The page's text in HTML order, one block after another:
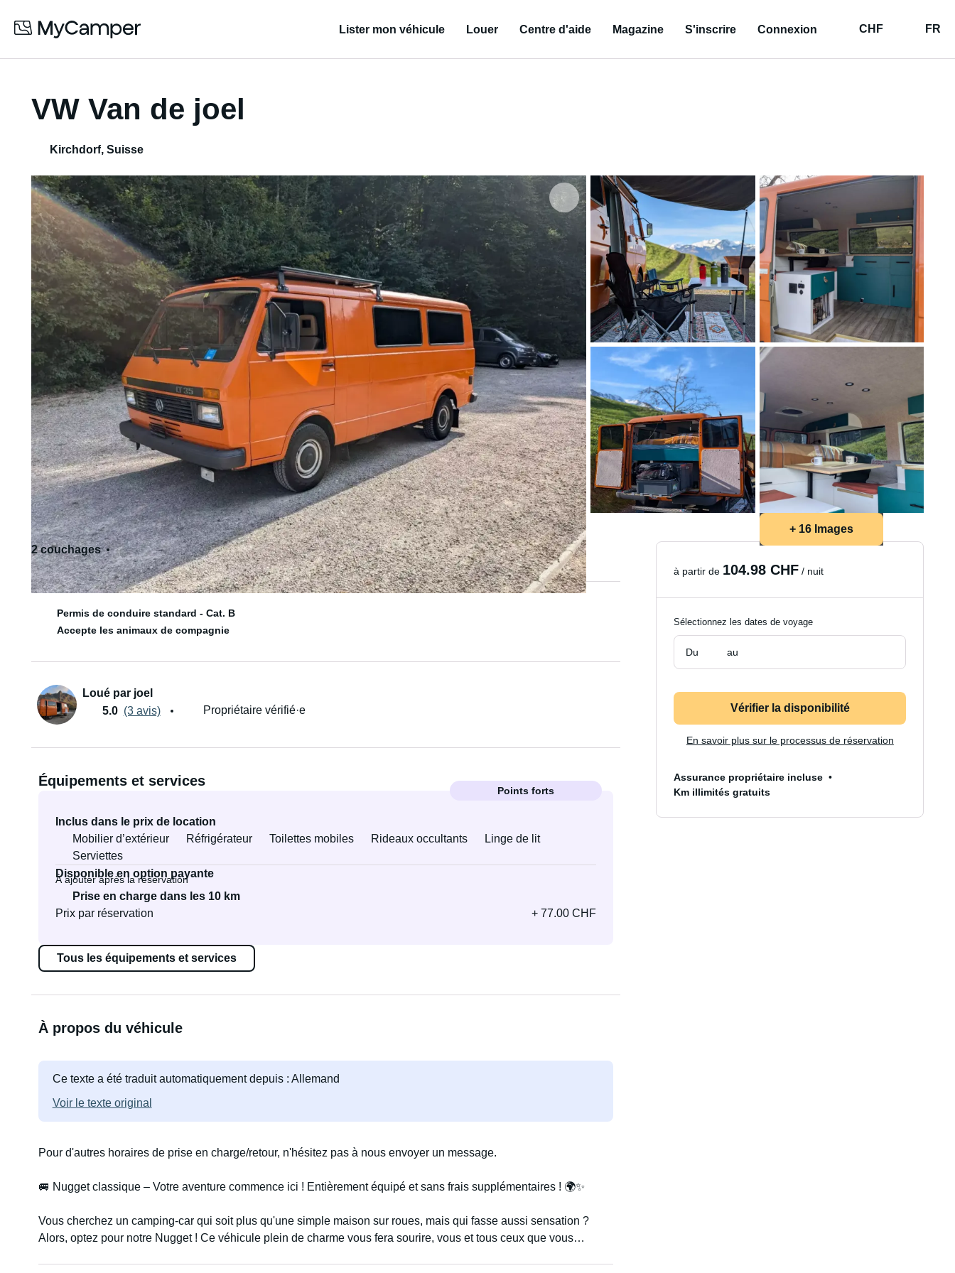
Lister mon véhicule Louer Centre d'aide Magazine S'inscrire Connexion CHF FR
VW Van de joel
Kirchdorf, Suisse
+ 16 Images
2 couchages
2 siège(s)
Permis de conduire standard - Cat. B
Accepte les animaux de compagnie
Loué par joel
5.0 (3 avis) Propriétaire vérifié·e
Équipements et services
Points forts
Inclus dans le prix de location
Mobilier d’extérieur
Réfrigérateur Toilettes mobiles Rideaux occultants
Linge de lit
Serviettes
Disponible en option payante
À ajouter après la réservation
Prise en charge dans les 10 km
Prix par réservation
+ 77.00 CHF
Tous les équipements et services
À propos du véhicule
Ce texte a été traduit automatiquement depuis : Allemand
Voir le texte original
Pour d'autres horaires de prise en charge/retour, n'hésitez pas à nous envoyer un message.
🚐 Nugget classique – Votre aventure commence ici ! Entièrement équipé et sans frais supplémentaires ! 🌍✨
Vous cherchez un camping-car qui soit plus qu'une simple maison sur roues, mais qui fasse aussi sensation ?
Alors, optez pour notre Nugget ! Ce véhicule plein de charme vous fera sourire, vous et tous ceux que vous
à partir de 104.98 CHF / nuit
Sélectionnez les dates de voyage
Du au
Vérifier la disponibilité
En savoir plus sur le processus de réservation
Assurance propriétaire incluse
Km illimités gratuits